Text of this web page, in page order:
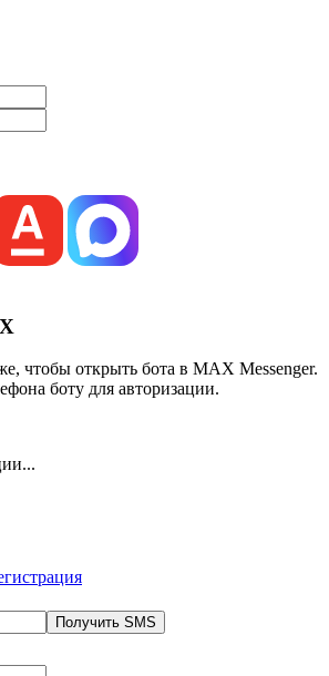
чтобы открыть бота в MAX Messenger.
боту для авторизации.
Получить SMS